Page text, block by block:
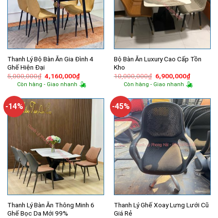
Thanh Lý Bộ Bàn Ăn Gia Đình 4
Ghế Hiện Đại
5,000,000₫ Giá
gốc
là:
4,160,000₫Giá
hiện
tại
4,160,000₫.
Còn hàng - Giao nhanh
Bộ Bàn Ăn Luxury Cao Cấp Tồn
Kho
10,000,000₫ Giá
gốc
là:
6,900,000₫Giá
hiện
tại
Còn hàng - Giao nhanh
-14%
Thanh Lý Bàn Ăn Thông Minh 6
Ghế Bọc Da Mới 99%
-45%
Thanh Lý Ghế Xoay Lưng Lưới Cũ
Giá Rẻ